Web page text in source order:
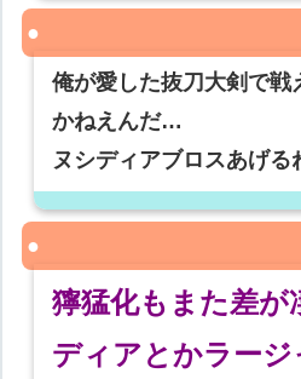
俺が愛した抜刀大剣で戦
かねえんだ…
ヌシディアブロスあげ
獰猛化もまた差が
ディアとかラー